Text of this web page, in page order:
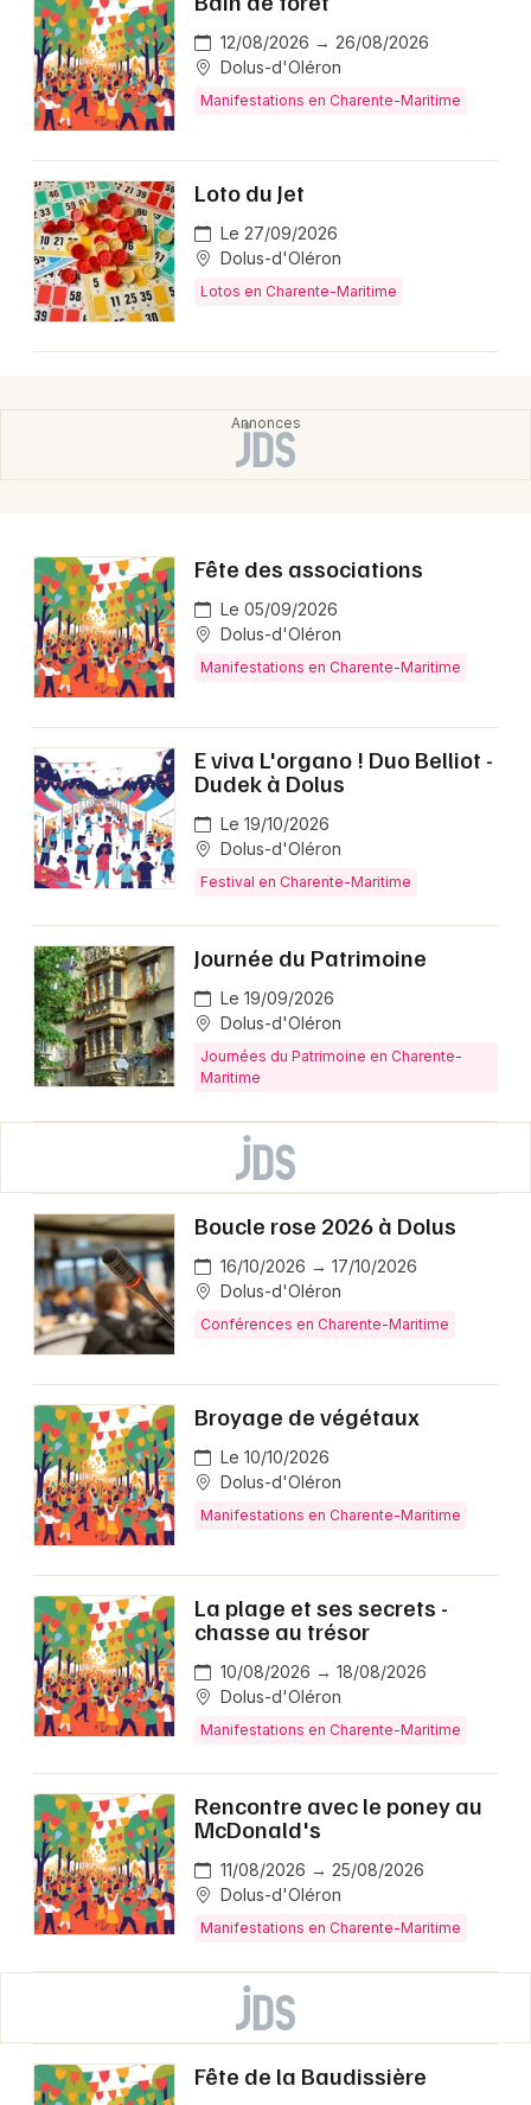
12/08/2026 → 26/08/2026
Dolus-d'Oléron
Manifestations en Charente-Maritime
Loto du Jet
Le 27/09/2026
Dolus-d'Oléron
Lotos en Charente-Maritime
Fête des associations
Le 05/09/2026
Dolus-d'Oléron
Manifestations en Charente-Maritime
E viva L'organo ! Duo Belliot -
Dudek à Dolus
Le 19/10/2026
Dolus-d'Oléron
Festival en Charente-Maritime
Journée du Patrimoine
Le 19/09/2026
Dolus-d'Oléron
Journées du Patrimoine en Charente-
Maritime
Boucle rose 2026 à Dolus
16/10/2026 → 17/10/2026
Dolus-d'Oléron
Conférences en Charente-Maritime
Broyage de végétaux
Le 10/10/2026
Dolus-d'Oléron
Manifestations en Charente-Maritime
La plage et ses secrets -
chasse au trésor
10/08/2026 → 18/08/2026
Dolus-d'Oléron
Manifestations en Charente-Maritime
Rencontre avec le poney au
McDonald's
11/08/2026 → 25/08/2026
Dolus-d'Oléron
Manifestations en Charente-Maritime
Fête de la Baudissière